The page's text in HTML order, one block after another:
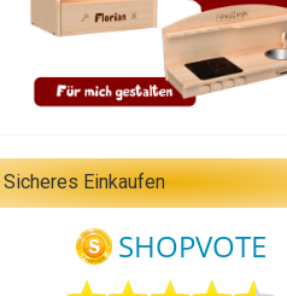
Sicheres Einkaufen